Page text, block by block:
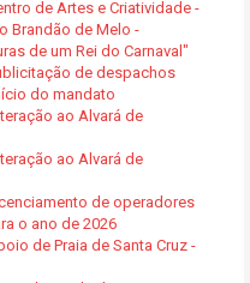
de Artes e Criatividade -
Brandão de Melo -
de um Rei do Carnaval"
de despachos
do mandato
ao Alvará de
ao Alvará de
de operadores
o ano de 2026
de Praia de Santa Cruz -